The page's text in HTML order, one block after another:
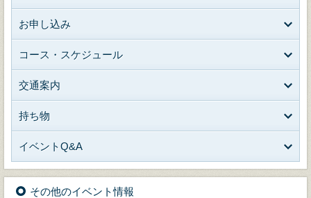
お申し込み
コース・スケジュール
交通案内
持ち物
イベントQ&A
その他のイベント情報